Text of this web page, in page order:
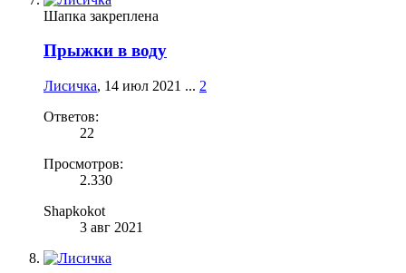
Шапка закреплена
Прыжки в воду
Лисичка, 14 июл 2021 ... 2
Ответов:
22
Просмотров:
2.330
Shapkokot
3 авг 2021